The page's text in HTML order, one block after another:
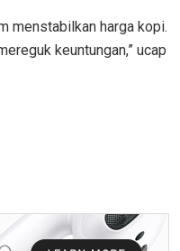
menstabilkan harga kopi.
keuntungan,” ucap